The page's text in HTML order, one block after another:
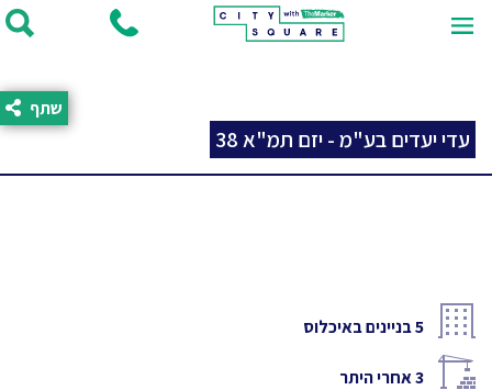
עדי יעדים בע"מ - יזם תמ"א 38
שתף
5בניינים באיכלוס
3אחרי היתר